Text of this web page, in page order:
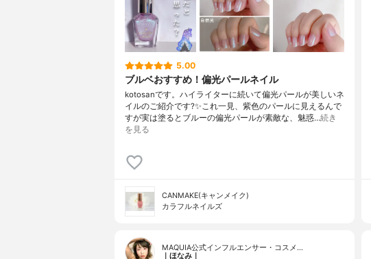
5.00
ブルベおすすめ！偏光パールネイル
kotosanです。ハイライターに続いて偏光パールが美しいネ
イルのご紹介です?✨これ一見、紫色のパールに見えるんで
すが実は塗るとブルーの偏光パールが素敵な、魅惑…続き
を見る
CANMAKE(キャンメイク)
カラフルネイルズ
MAQUIA公式インフルエンサー・コスメ…
｜ほなみ｜